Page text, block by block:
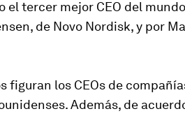
el tercer mejor CEO del
de Novo Nordisk, y por
figuran los CEOs de
Además, de